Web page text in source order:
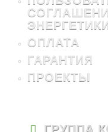
ОПЛАТА
ГАРАНТИЯ
ПРОЕКТЫ
ГРУППА